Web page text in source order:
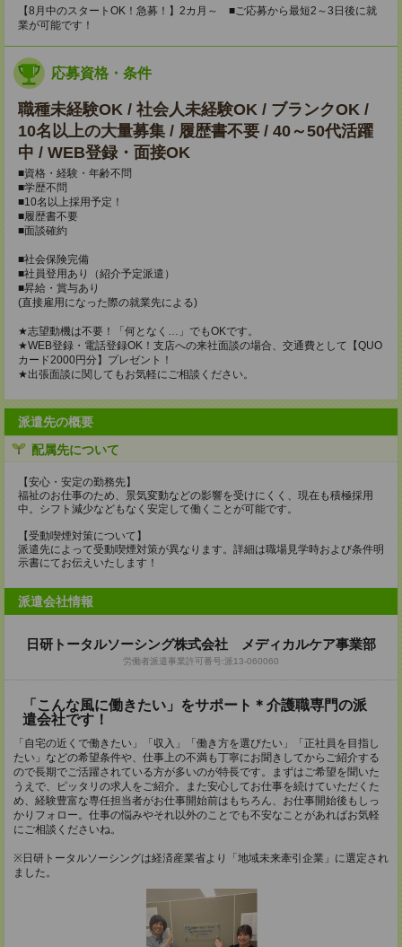
【8月中のスタートOK！急募！】2カ月～ ■ご応募から最短2～3日後に就
業が可能です！
応募資格・条件
職種未経験OK / 社会人未経験OK / ブランクOK /
10名以上の大量募集 / 履歴書不要 / 40～50代活躍
中 / WEB登録・面接OK
■資格・経験・年齢不問
■学歴不問
■10名以上採用予定！
■履歴書不要
■面談確約
■社会保険完備
■社員登用あり（紹介予定派遣）
■昇給・賞与あり
(直接雇用になった際の就業先による)
★志望動機は不要！「何となく…」でもOKです。
★WEB登録・電話登録OK！支店への来社面談の場合、交通費として【QUO
カード2000円分】プレゼント！
★出張面談に関してもお気軽にご相談ください。
派遣先の概要
配属先について
【安心・安定の勤務先】
福祉のお仕事のため、景気変動などの影響を受けにくく、現在も積極採用
中。シフト減少などもなく安定して働くことが可能です。
【受動喫煙対策について】
派遣先によって受動喫煙対策が異なります。詳細は職場見学時および条件明
示書にてお伝えいたします！
派遣会社情報
日研トータルソーシング株式会社 メディカルケア事業部
労働者派遣事業許可番号:派13-060060
「こんな風に働きたい」をサポート＊介護職専門の派
遣会社です！
「自宅の近くで働きたい」「収入」「働き方を選びたい」「正社員を目指し
たい」などの希望条件や、仕事上の不満も丁寧にお聞きしてからご紹介する
ので長期でご活躍されている方が多いのが特長です。まずはご希望を聞いた
うえで、ピッタリの求人をご紹介。また安心してお仕事を続けていただくた
め、経験豊富な専任担当者がお仕事開始前はもちろん、お仕事開始後もしっ
かりフォロー。仕事の悩みやそれ以外のことでも不安なことがあればお気軽
にご相談くださいね。
※日研トータルソーシングは経済産業省より「地域未来牽引企業」に選定され
ました。